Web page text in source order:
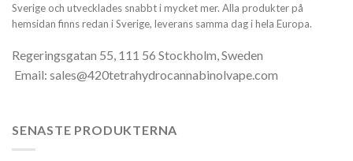
Sverige och utvecklades snabbt i mycket mer. Alla produkter på
hemsidan finns redan i Sverige, leverans samma dag i hela Europa.
Regeringsgatan 55, 111 56 Stockholm, Sweden
Email: sales@420tetrahydrocannabinolvape.com
SENASTE PRODUKTERNA